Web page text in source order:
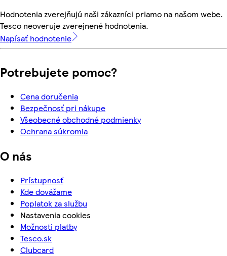
Hodnotenia zverejňujú naši zákazníci priamo na našom webe.
Tesco neoveruje zverejnené hodnotenia.
Napísať hodnotenie
Potrebujete pomoc?
Cena doručenia
Bezpečnosť pri nákupe
Všeobecné obchodné podmienky
Ochrana súkromia
O nás
Prístupnosť
Kde dovážame
Poplatok za službu
Nastavenia cookies
Možnosti platby
Tesco.sk
Clubcard